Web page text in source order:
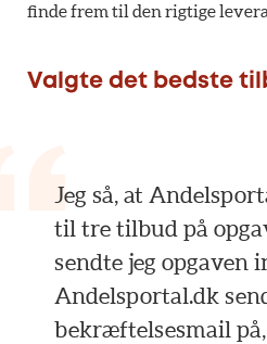
finde frem til den rigtige
Valgte det bedste
Jeg så, at
til tre tilbud på
sendte jeg opgaven
Andelsportal.dk
bekræftelsesmail